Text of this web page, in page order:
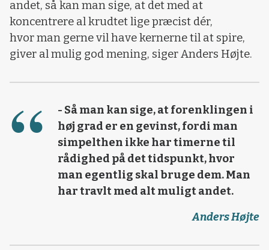
andet, så kan man sige, at det med at
koncentrere al krudtet lige præcist dér,
hvor man gerne vil have kernerne til at spire,
giver al mulig god mening, siger Anders Højte.
- Så man kan sige, at forenklingen i
høj grad er en gevinst, fordi man
simpelthen ikke har timerne til
rådighed på det tidspunkt, hvor
man egentlig skal bruge dem. Man
har travlt med alt muligt andet.
Anders Højte